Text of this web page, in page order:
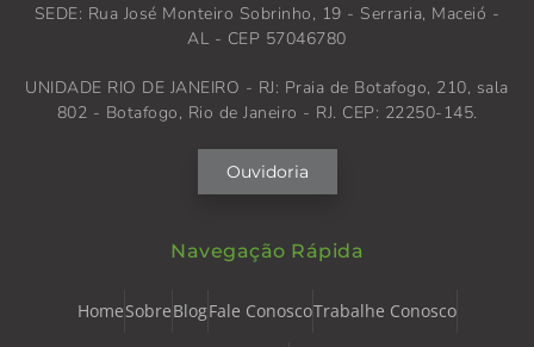
SEDE: Rua José Monteiro Sobrinho, 19 - Serraria, Maceió -
AL - CEP 57046780
UNIDADE RIO DE JANEIRO - RJ: Praia de Botafogo, 210, sala
802 - Botafogo, Rio de Janeiro - RJ. CEP: 22250-145.
Ouvidoria
Navegação Rápida
HomeSobreBlogFale ConoscoTrabalhe Conosco